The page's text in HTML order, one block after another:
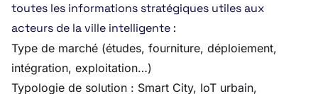
toutes les informations stratégiques utiles aux
acteurs de la ville intelligente :
Type de marché (études, fourniture, déploiement,
intégration, exploitation…)
Typologie de solution : Smart City, IoT urbain,